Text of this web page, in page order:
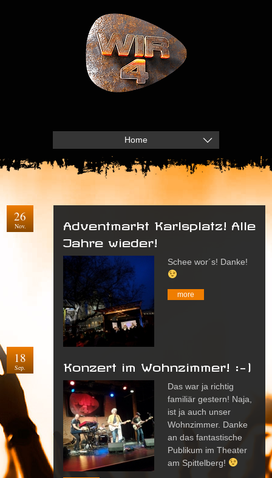
Home
26
Nov.
Adventmarkt Karlsplatz! Alle
Jahre wieder!
Schee wor´s! Danke!
more
18
Sep. Konzert im Wohnzimmer! :-)
Das war ja richtig
familiär gestern! Naja,
ist ja auch unser
Wohnzimmer. Danke
an das fantastische
Publikum im Theater
am Spittelberg!